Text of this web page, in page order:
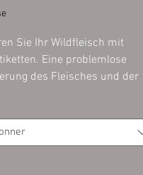
Sie Ihr Wildfleisch mit
Eine problemlose
des Fleisches und der
einfach und
das Etikett mit einem